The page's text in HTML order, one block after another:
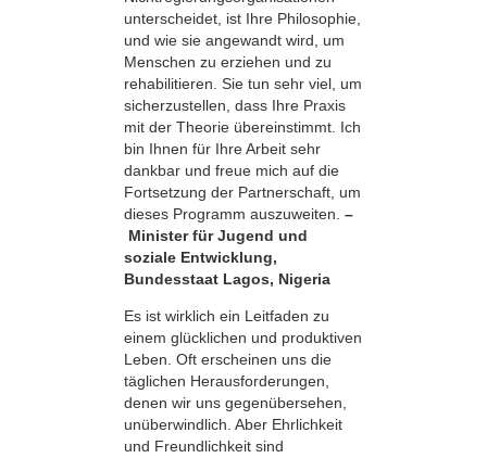
unterscheidet, ist Ihre Philosophie,
und wie sie angewandt wird, um
Menschen zu erziehen und zu
rehabilitieren. Sie tun sehr viel, um
sicherzustellen, dass Ihre Praxis
mit der Theorie übereinstimmt. Ich
bin Ihnen für Ihre Arbeit sehr
dankbar und freue mich auf die
Fortsetzung der Partnerschaft, um
dieses Programm auszuweiten. –
Minister für Jugend und
soziale Entwicklung,
Bundesstaat Lagos, Nigeria
Es ist wirklich ein Leitfaden zu
einem glücklichen und produktiven
Leben. Oft erscheinen uns die
täglichen Herausforderungen,
denen wir uns gegenübersehen,
unüberwindlich. Aber Ehrlichkeit
und Freundlichkeit sind